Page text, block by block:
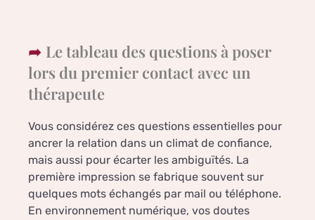
Le tableau des questions à poser
lors du premier contact avec un
thérapeute
Vous considérez ces questions essentielles pour
ancrer la relation dans un climat de confiance,
mais aussi pour écarter les ambiguïtés. La
première impression se fabrique souvent sur
quelques mots échangés par mail ou téléphone.
En environnement numérique, vos doutes